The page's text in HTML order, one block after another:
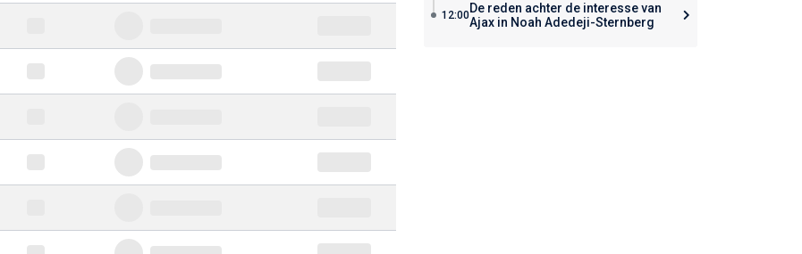
12:00De reden achter de interesse van
Ajax in Noah Adedeji-Sternberg